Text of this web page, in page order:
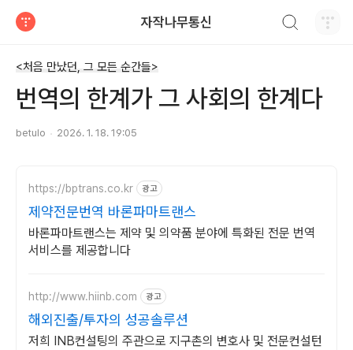
자작나무통신
<처음 만났던, 그 모든 순간들>
번역의 한계가 그 사회의 한계다
betulo 2026. 1. 18. 19:05
https://bptrans.co.kr 광고
제약전문번역 바론파마트랜스
바론파마트랜스는 제약 및 의약품 분야에 특화된 전문 번역
서비스를 제공합니다
http://www.hiinb.com 광고
해외진출/투자의 성공솔루션
저희 INB컨설팅의 주관으로 지구촌의 변호사 및 전문컨설턴